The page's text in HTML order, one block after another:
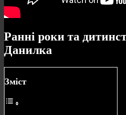
Ранні роки та
Данилка
Зміст